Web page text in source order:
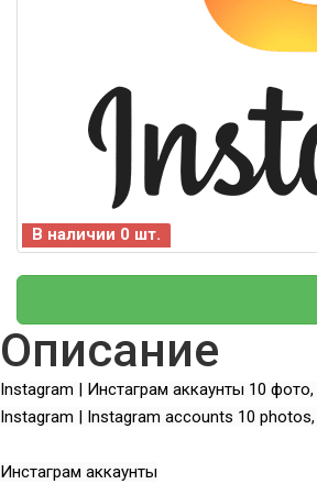
В наличии 0 шт.
Описание
Instagram | Инстаграм аккаунты 10
Instagram | Instagram accounts 10
Инстаграм аккаунты